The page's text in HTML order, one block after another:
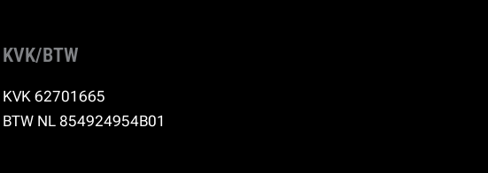
KVK/BTW
KVK 62701665
BTW NL 854924954B01